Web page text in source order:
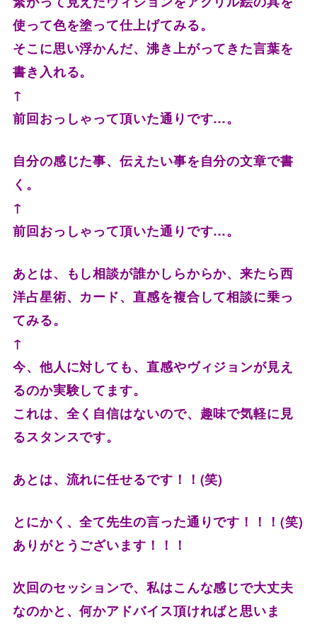
使って色を塗って仕上げてみる。
そこに思い浮かんだ、沸き上がってきた言葉を
書き入れる。
↑
前回おっしゃって頂いた通りです…。
自分の感じた事、伝えたい事を自分の文章で書
く。
↑
前回おっしゃって頂いた通りです…。
あとは、もし相談が誰かしらからか、来たら西
洋占星術、カード、直感を複合して相談に乗っ
てみる。
↑
今、他人に対しても、 直感やヴィジョンが見え
るのか実験してます。
これは、全く自信はないので、趣味で気軽に見
るスタンスです。
あとは、流れに任せるです！！(笑)
とにかく、全て先生の言った通りです！！！(笑)
ありがとうございます！！！
次回のセッションで、私はこんな感じで大丈夫
なのかと、何かアドバイス頂ければと思いま